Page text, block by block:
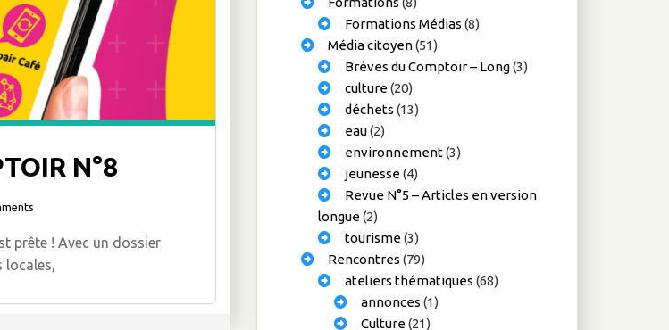
N°8
prête ! Avec un dossier
locales,
Formations Médias (8)
Média citoyen(51)
Brèves du Comptoir – Long(3)
culture(20)
déchets (13)
eau(2)
environnement(3)
jeunesse(4)
Revue N°5 – Articles en version
longue(2)
tourisme(3)
Rencontres (79)
ateliers thématiques (68)
annonces (1)
Culture(21)